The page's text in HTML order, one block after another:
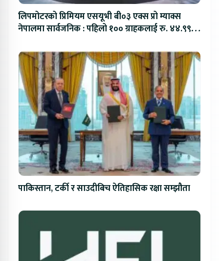
लिपमोटरको प्रिमियम एसयूभी बी०३ एक्स प्रो म्याक्स
नेपालमा सार्वजनिक : पहिलो १०० ग्राहकलाई रु. ४४.९९
पाकिस्तान, टर्की र साउदीबिच ऐतिहासिक रक्षा सम्झौता